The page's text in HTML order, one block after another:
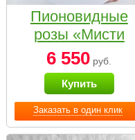
Заказать в один клик
Пионовидные
розы «Мисти
бабблс» в белой
коробке Small
6 550 руб.
Купить